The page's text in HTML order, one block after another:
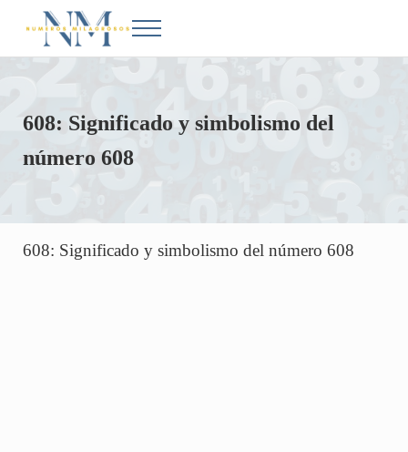
Saltar al contenido principal
Skip to after header navigation
Skip to site footer
Números Milagrosos
Conoce el significado de los números en la Biblia
Menu
608: Significado y simbolismo del
número 608
608: Significado y simbolismo del número 608